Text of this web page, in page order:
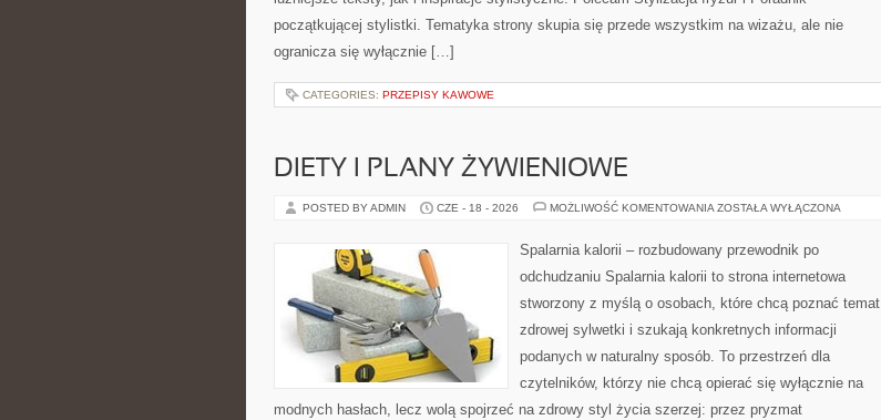
początkującej stylistki. Tematyka strony skupia się przede wszystkim na wizażu, ale nie
ogranicza się wyłącznie […]
CATEGORIES: PRZEPISY KAWOWE
DIETY I PLANY ŻYWIENIOWE
POSTED BY ADMIN CZE - 18 - 2026 MOŻLIWOŚĆ KOMENTOWANIA DIETY
ŻYWIENIOWE
ZOSTAŁA WYŁĄCZONA
Spalarnia kalorii – rozbudowany przewodnik po
odchudzaniu Spalarnia kalorii to strona internetowa
stworzony z myślą o osobach, które chcą poznać temat
zdrowej sylwetki i szukają konkretnych informacji
podanych w naturalny sposób. To przestrzeń dla
czytelników, którzy nie chcą opierać się wyłącznie na
modnych hasłach, lecz wolą spojrzeć na zdrowy styl życia szerzej: przez pryzmat